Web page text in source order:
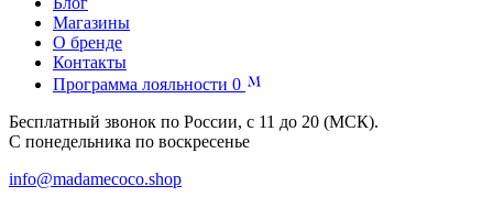
Магазины
О бренде
Контакты
Программа лояльности 0
Бесплатный звонок по России, с 11 до 20 (МСК).
С понедельника по воскресенье
info@madamecoco.shop